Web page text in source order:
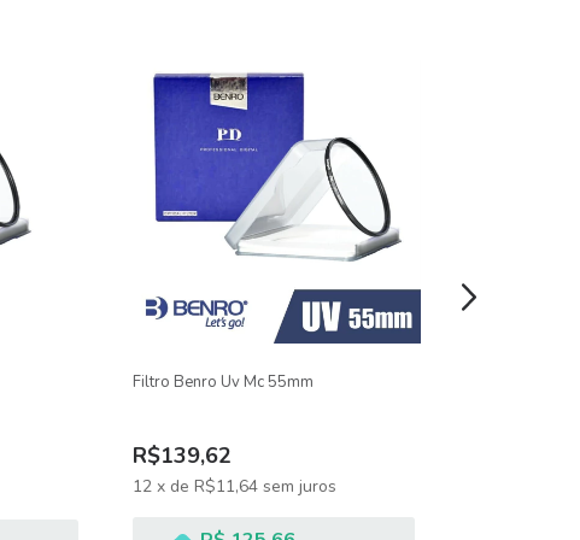
Filtro Benro Uv Mc 55mm
R$139,62
12 x de R$11,64 sem juros